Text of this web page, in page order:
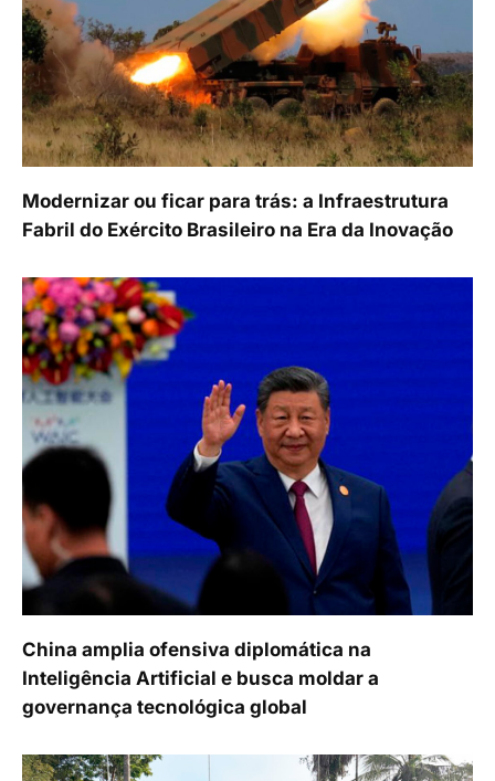
Modernizar ou ficar para trás: a Infraestrutura
Fabril do Exército Brasileiro na Era da Inovação
China amplia ofensiva diplomática na
Inteligência Artificial e busca moldar a
governança tecnológica global